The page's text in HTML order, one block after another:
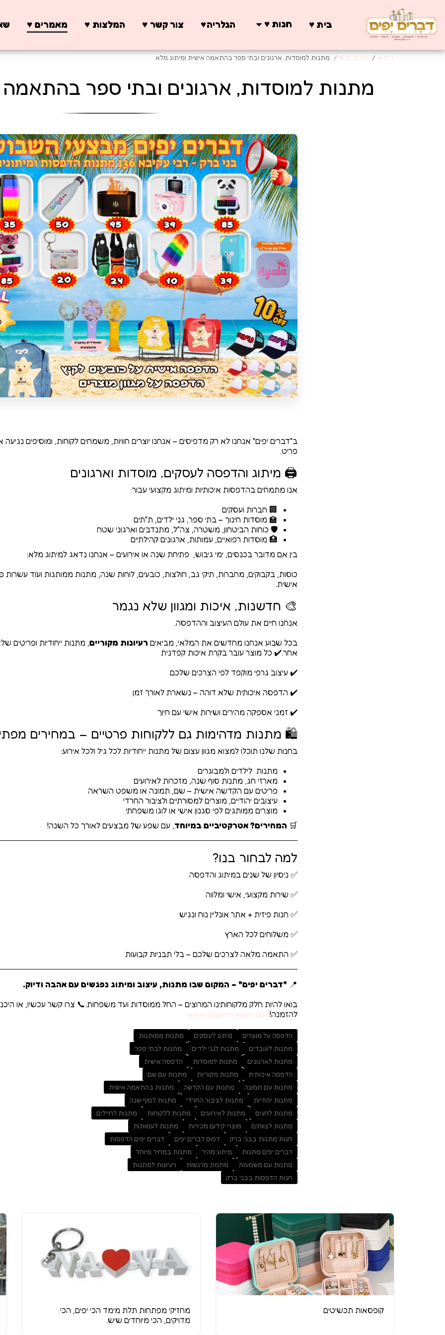
בית ♥️ חנות ♥️ הגלריה♥️ צור קשר ♥️ המלצות ♥️ מאמרים ♥️
בית ♥️ מאמרים ♥️ מתנות למוסדות, ארגונים ובתי ספר בהתאמה אישית ומיתוג מלא
מתנות למוסדות, ארגונים ובתי ספר בהתאמה
ב"דברים יפים" אנחנו לא רק מדפיסים – אנחנו יוצרים חוויות, משמחים לקוחות, ומוסיפים נגיעה
פריט.
🖨️ מיתוג והדפסה לעסקים, מוסדות וארגונים
אנו מתמחים בהדפסות איכותיות ומיתוג מקצועי עבור:
🏢 חברות ועסקים
🏫 מוסדות חינוך – בתי ספר, גני ילדים, ת"תים
🛡️ כוחות הביטחון, משטרה, צה"ל, מתנדבים וארגוני שטח
🏥 מוסדות רפואיים, עמותות, ארגונים קהילתיים
בין אם מדובר בכנסים, ימי גיבוש, פתיחת שנה או אירועים – אנחנו נדאג למיתוג מלא:
כוסות, בקבוקים, מחברות, תיקי גב, חולצות, כובעים, לוחות שנה, מתנות ממותגות ועוד
אישית.
🎨 חדשנות, איכות ומגוון שלא נגמר
אנחנו חיים את עולם העיצוב וההדפסה.
בכל שבוע אנחנו מחדשים את המלאי, מביאים רעיונות מקוריים, מתנות ייחודיות ופריטים
אחר.✔️ כל מוצר עובר בקרת איכות קפדנית
✔️ עיצוב גרפי מוקפד לפי הצרכים שלכם
✔️ הדפסה איכותית שלא דוהה – נשארת לאורך זמן
✔️ זמני אספקה מהירים ושירות אישי עם חיוך
🛍️ מתנות מדהימות גם ללקוחות פרטיים – במחירים
בחנות שלנו תוכלו למצוא מגוון עצום של מתנות ייחודיות לכל גיל ולכל אירוע:
מתנות לילדים ולמבוגרים
מארזי חג, מתנות סוף שנה, מזכרות לאירועים
פריטים עם הקדשה אישית – שם, תמונה או משפט השראה
עיצובים יהודיים, מוצרים למסורתיים ולציבור החרדי
מוצרים ממותגים לפי סגנון אישי או לוגו משפחתי
🛒 המחירים? אטרקטיביים במיוחד, עם שפע של מבצעים לאורך כל השנה!
למה לבחור בנו?
✅ ניסיון של שנים במיתוג והדפסה
✅ שירות מקצועי, אישי ומלווה
✅ חנות פיזית + אתר אונליין נוח ונגיש
✅ משלוחים לכל הארץ
✅ התאמה מלאה לצרכים שלכם – בלי תבניות קבועות
📍 "דברים יפים" – המקום שבו מתנות, עיצוב ומיתוג נפגשים עם אהבה ודיוק.
בואו להיות חלק מלקוחותינו המרוצים – החל ממוסדות ועד משפחות.📞 צרו קשר עכשיו, או
להזמנה!www.dvarim-yafim.co.il
הדפסה על מוצרים מיתוג לעסקים
מתנות ממותגות
מתנות לעובדים
מתנות לגני ילדים
מתנות לבתי ספר
מתנות לארגונים
מתנות למוסדות
הדפסה אישית
הדפסה איכותית
מתנות מקוריות
מתנות עם שם
מתנות עם תמונה
מתנות עם הקדשה
מתנות בהתאמה אישית
מתנות יהודיות
מתנות לציבור החרדי
מתנות לסוף שנה
מתנות לחגים
מתנות לאירועים מתנות ללקוחות
מתנות לחיילים
מתנות לצוותים
מוצרי קידום מכירות
מתנות לעמותות
חנות מתנות בבני ברק
דפוס דברים יפים
דברים יפים הדפסות
דברים יפים מתנות
מיתוג מהיר
מתנות במחיר מיוחד
מתנות עם משמעות
מתנות מרגשות
רעיונות למתנות
חנות הדפסות בבני ברק
קופסאות תכשיטים
מחזיקי מפתחות תלת מימד הכי יפים, הכי
מדויקים, הכי מיוחדים שיש.